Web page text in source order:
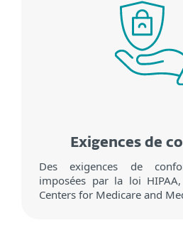
Exigences de
Des exigences de
imposées par la loi
Centers for Medicare and